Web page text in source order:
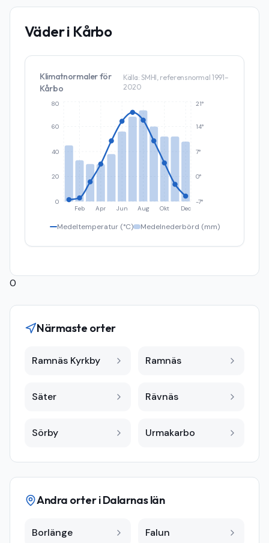
Väder i Kårbo
Klimatnormaler för
Kårbo
Källa: SMHI, referensnormal 1991–
2020
Feb Apr Jun Aug Okt Dec
0
20
40
60
80
-7°
0°
7°
14°
21°
Medeltemperatur (°C) Medelnederbörd (mm)
0
Närmaste orter
Ramnäs Kyrkby Ramnäs
Säter Rävnäs
Sörby Urmakarbo
Andra orter iDalarnas län
Borlänge Falun